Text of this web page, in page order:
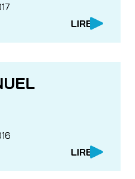
LIRE
LIRE